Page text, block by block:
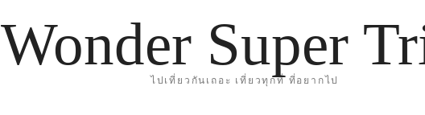
Wonder Super
ไปเที่ยวกันเถอะ เที่ยวทุกที่ ที่อยากไป